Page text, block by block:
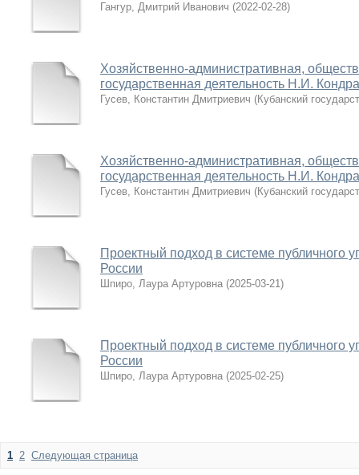
Гангур, Дмитрий Иванович (2022-02-28)
Хозяйственно-административная,
государственная деятельность Н.И.
Гусев, Константин Дмитриевич (Кубанский
Хозяйственно-административная,
государственная деятельность Н.И.
Гусев, Константин Дмитриевич (Кубанский
Проектный подход в системе публичного
России
Шпиро, Лаура Артуровна (2025-03-21)
Проектный подход в системе публичного
России
Шпиро, Лаура Артуровна (2025-02-25)
1 2 Следующая страница